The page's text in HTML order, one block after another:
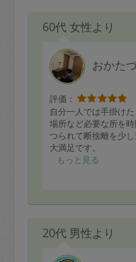
60代 女性より
おかた
評価：
自分一人では手掛け
場所など必要な所を
つられて断捨離を少し
大満足です。
また機会があればお
もっと見る
20代 男性より